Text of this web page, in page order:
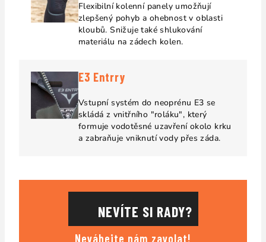
Flexibilní kolenní panely umožňují
zlepšený pohyb a ohebnost v oblasti
kloubů. Snižuje také shlukování
materiálu na zádech kolen.
E3 Entrry
Vstupní systém do neoprénu E3 se
skládá z vnitřního "roláku", který
formuje vodotěsné uzavření okolo krku
a zabraňuje vniknutí vody přes záda.
NEVÍTE SI RADY?
Neváhejte nám zavolat!